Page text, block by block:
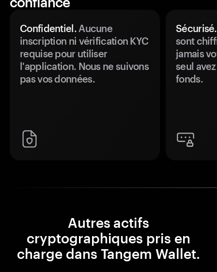
Confidentiel.Aucune
inscription ni vérification KYC
requise pour utiliser
l'application. Nous ne suivons
pas vos données.
Sécurisé.
sont
jamais
seul
fonds.
Autres actifs
cryptographiques pris en
charge dans Tangem Wallet.